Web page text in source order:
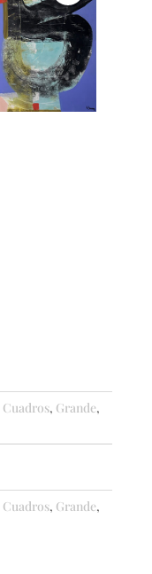
Cuadros, Grande,
Cuadros, Grande,